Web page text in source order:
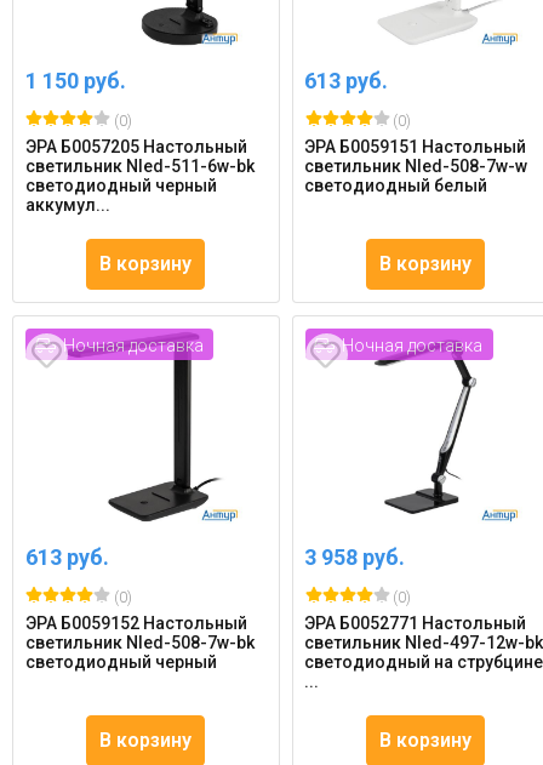
1 150 руб.
(0)
ЭРА Б0057205 Настольный
светильник Nled-511-6w-bk
светодиодный черный
аккумул...
В корзину
613 руб.
(0)
ЭРА Б0059151 Настольный
светильник Nled-508-7w-w
светодиодный белый
В корзину
Ночная доставка
613 руб.
(0)
ЭРА Б0059152 Настольный
светильник Nled-508-7w-bk
светодиодный черный
В корзину
Ночная доставка
3 958 руб.
(0)
ЭРА Б0052771 Настольный
светильник Nled-497-12w-bk
светодиодный на струбцине
...
В корзину